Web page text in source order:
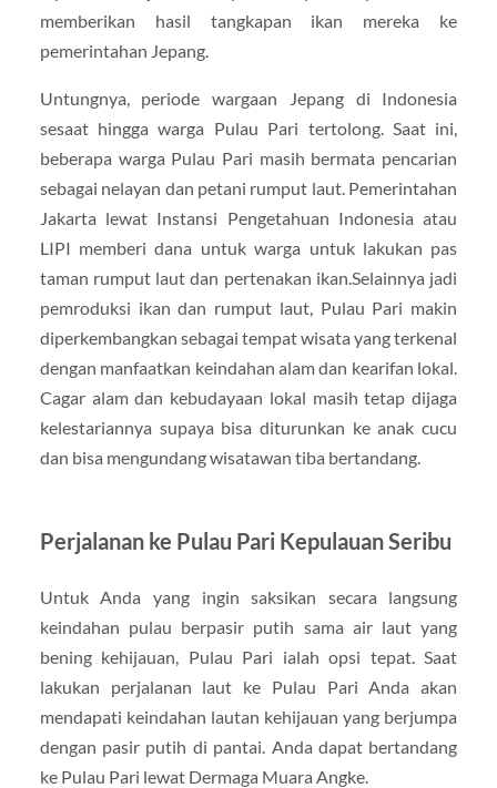
memberikan hasil tangkapan ikan mereka ke
pemerintahan Jepang.
Untungnya, periode wargaan Jepang di Indonesia
sesaat hingga warga Pulau Pari tertolong. Saat ini,
beberapa warga Pulau Pari masih bermata pencarian
sebagai nelayan dan petani rumput laut. Pemerintahan
Jakarta lewat Instansi Pengetahuan Indonesia atau
LIPI memberi dana untuk warga untuk lakukan pas
taman rumput laut dan pertenakan ikan.Selainnya jadi
pemroduksi ikan dan rumput laut, Pulau Pari makin
diperkembangkan sebagai tempat wisata yang terkenal
dengan manfaatkan keindahan alam dan kearifan lokal.
Cagar alam dan kebudayaan lokal masih tetap dijaga
kelestariannya supaya bisa diturunkan ke anak cucu
dan bisa mengundang wisatawan tiba bertandang.
Perjalanan ke Pulau Pari Kepulauan Seribu
Untuk Anda yang ingin saksikan secara langsung
keindahan pulau berpasir putih sama air laut yang
bening kehijauan, Pulau Pari ialah opsi tepat. Saat
lakukan perjalanan laut ke Pulau Pari Anda akan
mendapati keindahan lautan kehijauan yang berjumpa
dengan pasir putih di pantai. Anda dapat bertandang
ke Pulau Pari lewat Dermaga Muara Angke.